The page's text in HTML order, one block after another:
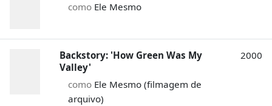
como Ele Mesmo
Backstory: 'How Green Was My
Valley'
como Ele Mesmo (filmagem de
arquivo)
2000